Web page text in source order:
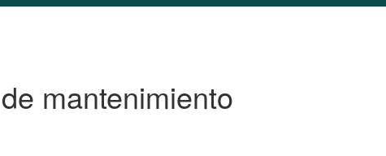
mantenimiento